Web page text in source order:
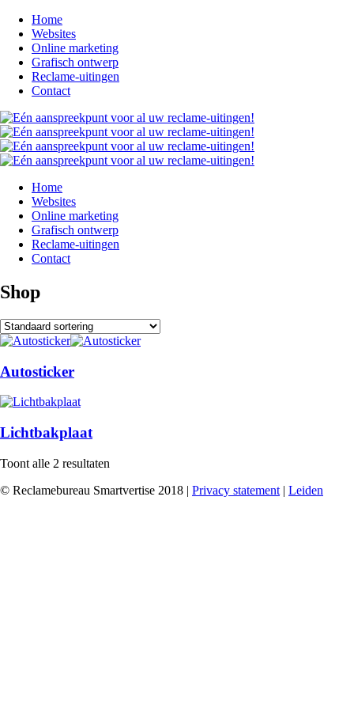
Home
Websites
Online marketing
Grafisch ontwerp
Reclame-uitingen
Contact
Home
Websites
Online marketing
Grafisch ontwerp
Reclame-uitingen
Contact
Shop
Autosticker
Lichtbakplaat
Toont alle 2 resultaten
© Reclamebureau Smartvertise 2018 | Privacy statement | Leiden